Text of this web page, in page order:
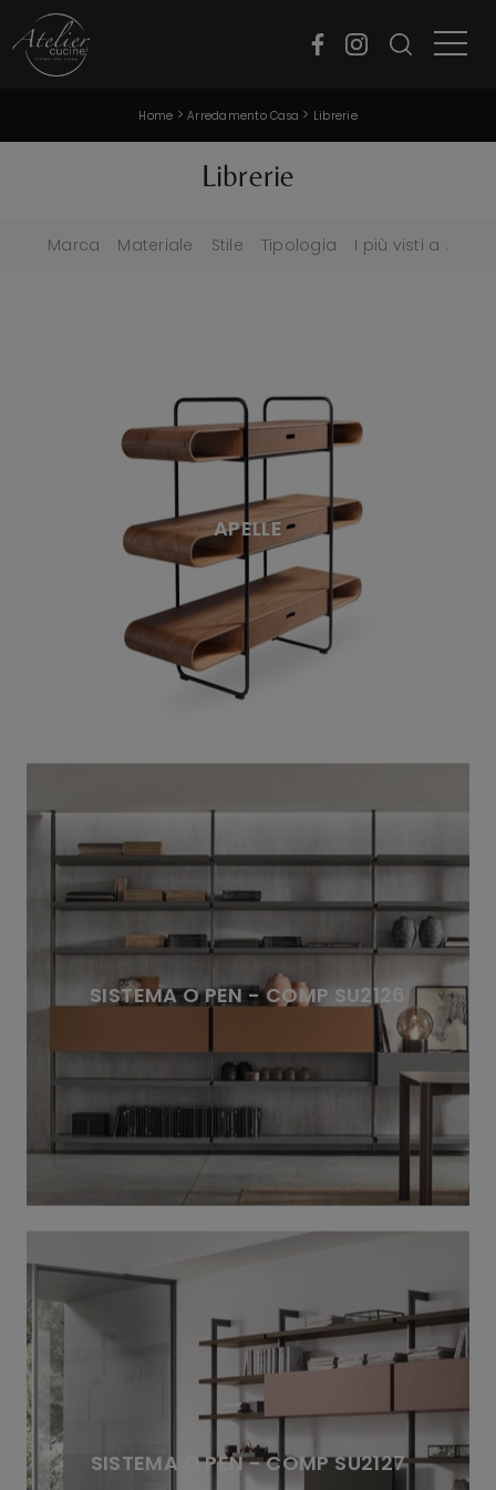
Home > Arredamento Casa > Librerie
Librerie
Marca Materiale Stile Tipologia I più visti a :
APELLE
SISTEMA O PEN - COMP SU2126
SISTEMA O PEN - COMP SU2127